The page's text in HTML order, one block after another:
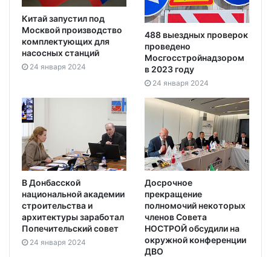
Китай запустил под
Москвой производство
комплектующих для
насосных станций
24 января 2024
488 выездных проверок
проведено
Мосгосстройнадзором
в 2023 году
24 января 2024
В Донбасской
национальной академии
строительства и
архитектуры заработал
Попечительский совет
24 января 2024
Досрочное
прекращение
полномочий некоторых
членов Совета
НОСТРОЙ обсудили на
окружной конференции
ДВО